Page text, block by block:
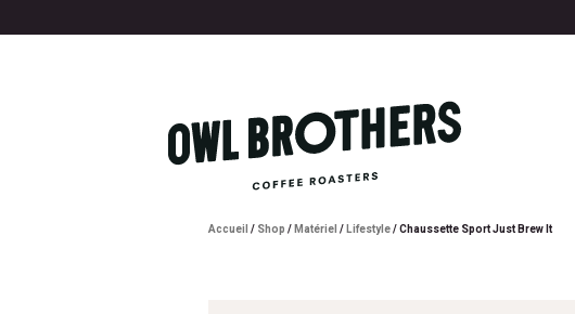
Accueil / Shop /Matériel /Lifestyle/ Chaussette Sport Just Brew It